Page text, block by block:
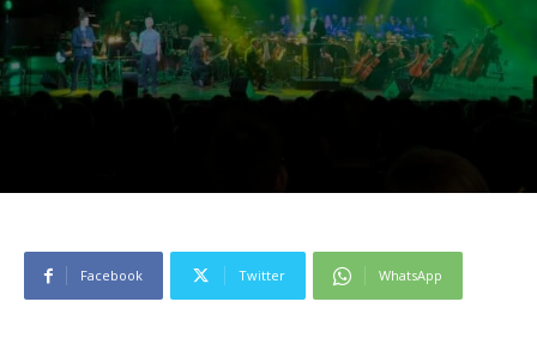
Facebook Twitter WhatsApp